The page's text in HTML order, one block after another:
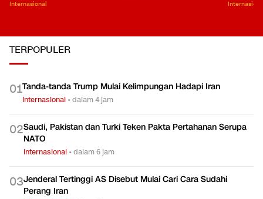
Internasional
TERPOPULER
01Tanda-tanda Trump Mulai Kelimpungan Hadapi Iran
Internasional •dalam 4 jam
02Saudi, Pakistan dan Turki Teken Pakta Pertahanan Serupa
NATO
Internasional •dalam 6 jam
03Jenderal Tertinggi AS Disebut Mulai Cari Cara Sudahi
Perang Iran